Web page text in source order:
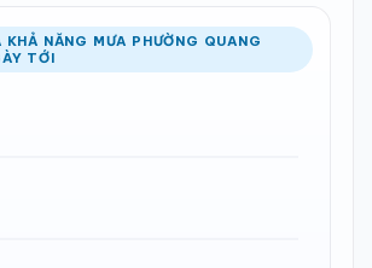
KHẢ NĂNG MƯA PHƯỜNG QUANG
TỚI